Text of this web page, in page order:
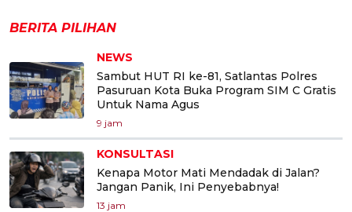
BERITA PILIHAN
NEWS
Sambut HUT RI ke-81, Satlantas Polres
Pasuruan Kota Buka Program SIM C Gratis
Untuk Nama Agus
9 jam
KONSULTASI
Kenapa Motor Mati Mendadak di Jalan?
Jangan Panik, Ini Penyebabnya!
13 jam